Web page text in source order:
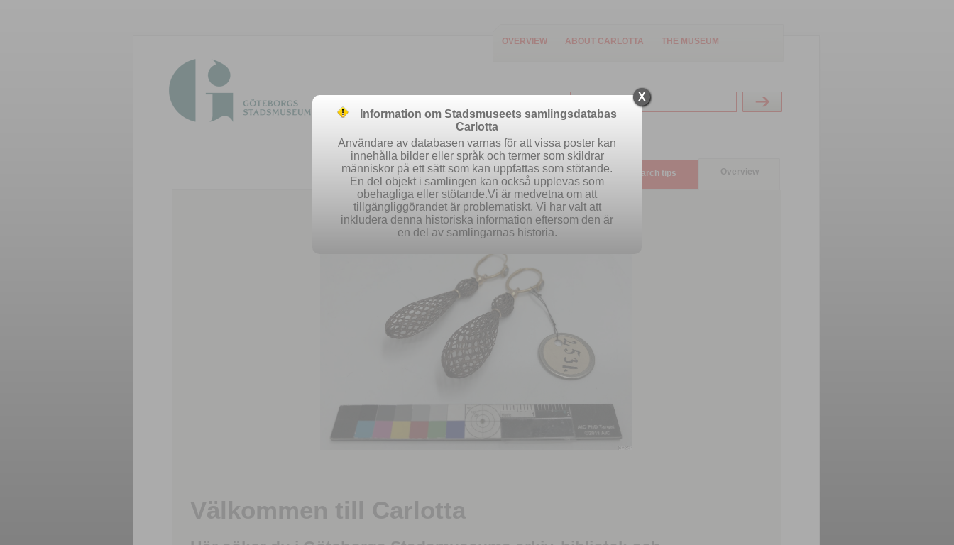
OVERVIEW ABOUT CARLOTTA THE MUSEUM
Easy search Advanced search Search tips Overview
Välkommen till Carlotta
X
Information om Stadsmuseets samlingsdatabas
Carlotta
Användare av databasen varnas för att vissa poster kan
innehålla bilder eller språk och termer som skildrar
människor på ett sätt som kan uppfattas som stötande.
En del objekt i samlingen kan också upplevas som
obehagliga eller stötande.Vi är medvetna om att
tillgängliggörandet är problematiskt. Vi har valt att
inkludera denna historiska information eftersom den är
en del av samlingarnas historia.